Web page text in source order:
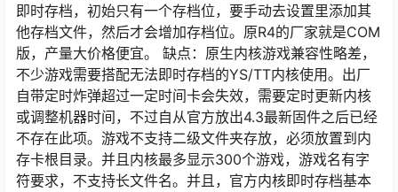
即时存档，初始只有一个存档位，要手动去设置里添加其
他存档文件，然后才会增加存档位。原R4的厂家就是COM
版，产量大价格便宜。 缺点：原生内核游戏兼容性略差，
不少游戏需要搭配无法即时存档的YS/TT内核使用。出厂
自带定时炸弹超过一定时间卡会失效，需要定时更新内核
或调整机器时间，不过自从官方放出4.3最新固件之后已经
不存在此项。游戏不支持二级文件夹存放，必须放置到内
存卡根目录。并且内核最多显示300个游戏，游戏名有字
符要求，不支持长文件名。并且，官方内核即时存档基本